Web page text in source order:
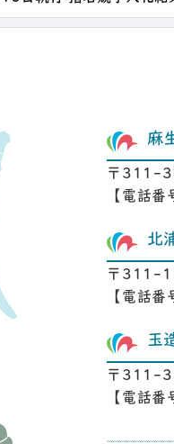
麻
〒311-
【電話
北
〒311-
【電話
玉
〒311-
【電話